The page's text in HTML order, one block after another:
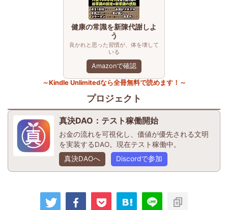
健康の常識を新陳代謝しよ
う
良かれと思った習慣が、体を壊して
いる
Amazonで確認
～Kindle Unlimitedなら全冊無料で読めます！～
プロジェクト
真決DAO：テスト稼働開始
お金の流れを可視化し、価値が優先される文明
を実装するDAO。現在テスト稼働中。
真決DAOへ
Discordで参加